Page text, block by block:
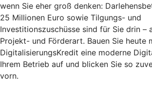
wenn Sie eher groß denken:
25 Millionen Euro sowie Tilgungs- und
Investitionszuschüsse sind für Sie drin –
Projekt- und Förderart. Bauen Sie heute
DigitalisierungsKredit eine moderne
Ihrem Betrieb auf und blicken Sie so
vorn.